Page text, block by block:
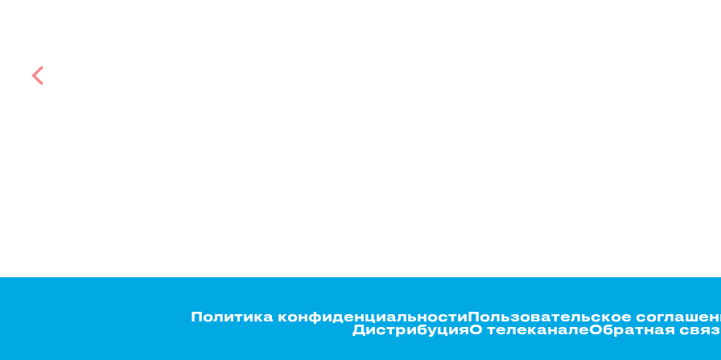
Политика конфиденциальностиПользовательское
ДистрибуцияО телеканалеОбратная